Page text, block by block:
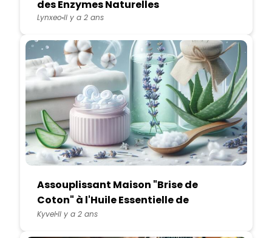
des Enzymes Naturelles
LynxeoIl y a 2 ans
Assouplissant Maison "Brise de
Coton" à l'Huile Essentielle de
Lavande et Aloe Vera
KyvelIl y a 2 ans